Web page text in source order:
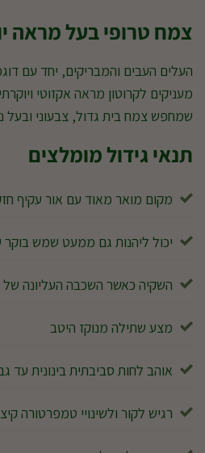
צמח טרופי בעל מראה
העלים העבים והמבריקים, יחד עם
מעניקים לקרוטון מראה אקזוטי
שמחפש צמח בית גדול, צבעוני ובעל
תנאי גידול מומלצים
מקום מואר מאוד עם אור עקיף
יכול ליהנות גם ממעט שמש בוקר
השקיה כאשר השכבה העליונה
מצע שתילה מנוקז היטב
אוהב לחות סביבתית בינונית עד
רגיש לקור ולשינויי טמפרטורה